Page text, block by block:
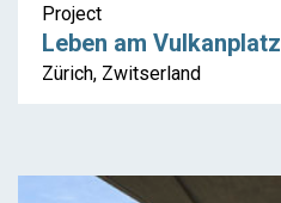
Project
Leben am Vulkanplatz
Zürich, Zwitserland